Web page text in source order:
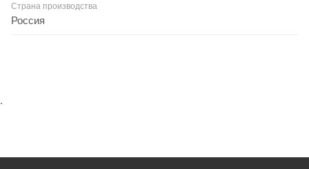
Страна производства
Россия
.